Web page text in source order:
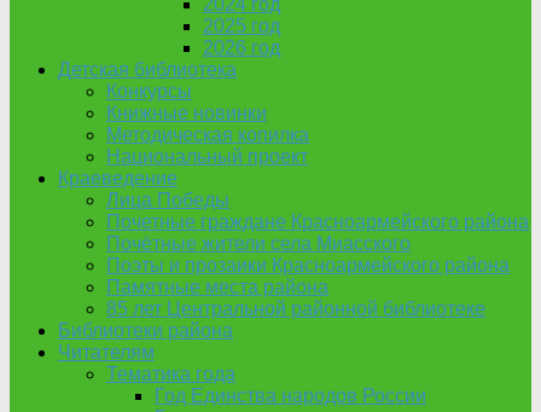
2024 год
2025 год
2026 год
Детская библиотека
Конкурсы
Книжные новинки
Методическая копилка
Национальный проект
Краеведение
Лица Победы
Почетные граждане Красноармейского района
Почётные жители села Миасского
Поэты и прозаики Красноармейского района
Памятные места района
85 лет Центральной районной библиотеке
Библиотеки района
Читателям
Тематика года
Год Единства народов России